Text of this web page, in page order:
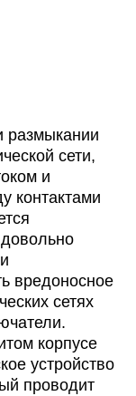
размыкании
сети,
и
контактами
вредоносное
сетях
корпусе
устройство
проводит